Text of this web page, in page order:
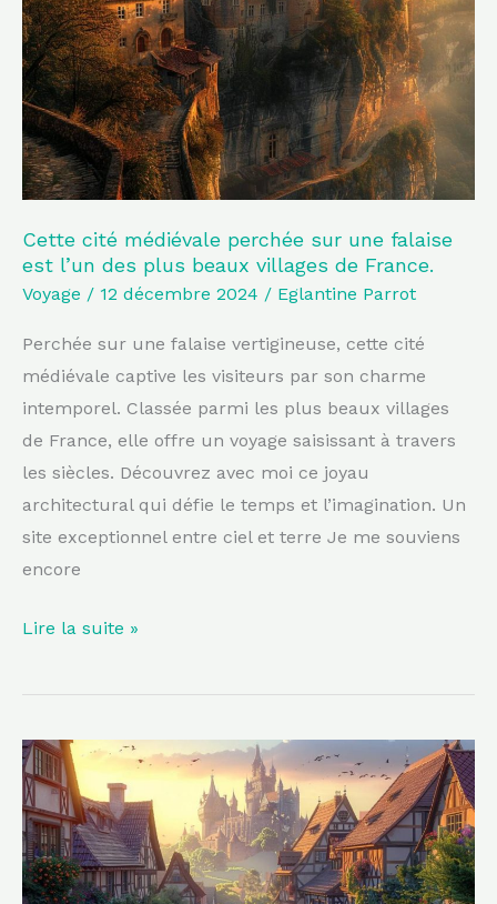
Cette cité médiévale perchée sur une falaise
est l’un des plus beaux villages de France.
Voyage / 12 décembre 2024 / Eglantine Parrot
Perchée sur une falaise vertigineuse, cette cité
médiévale captive les visiteurs par son charme
intemporel. Classée parmi les plus beaux villages
de France, elle offre un voyage saisissant à travers
les siècles. Découvrez avec moi ce joyau
architectural qui défie le temps et l’imagination. Un
site exceptionnel entre ciel et terre Je me souviens
encore
perchée
sur
une
falaise
est
l’un
des
plus
beaux
villages
Lire la suite »
Cette
magnifique
cité
médiévale,
dominée